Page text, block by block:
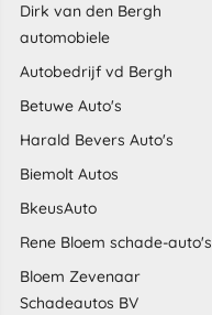
Dirk van den Bergh
automobiele
Autobedrijf vd Bergh
Betuwe Auto's
Harald Bevers Auto's
Biemolt Autos
BkeusAuto
Rene Bloem schade-auto's
Bloem Zevenaar
Schadeautos BV